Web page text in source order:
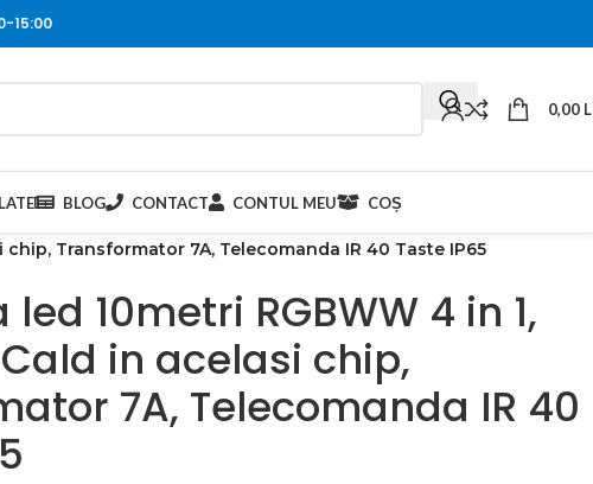
15:00
0,00
BLOG CONTACT CONTUL MEU COȘ
chip, Transformator 7A, Telecomanda IR 40 Taste IP65
10metri RGBWW 4 in 1,
Cald in acelasi chip,
7A, Telecomanda IR 40